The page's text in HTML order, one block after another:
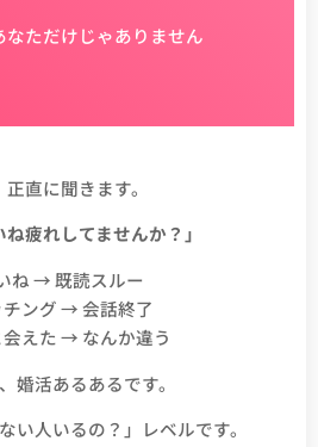
なただけじゃありません
正直に聞きます。
ね疲れしてませんか？」
ね → 既読スルー
チング → 会話終了
会えた → なんか違う
活あるあるです。
い人いるの？」レベルです。